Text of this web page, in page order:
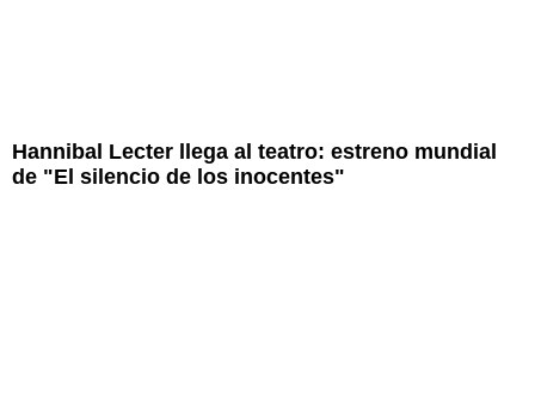
Hannibal Lecter llega al teatro: estreno mundial
de "El silencio de los inocentes"